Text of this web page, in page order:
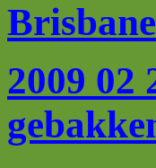
2009 02